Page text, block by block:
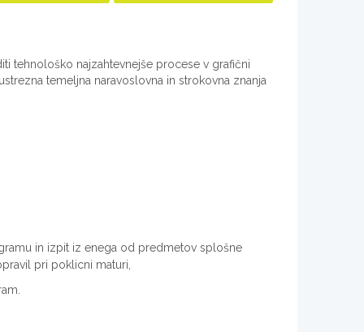
tehnološko najzahtevnejše procese v grafični
temeljna naravoslovna in strokovna znanja
in izpit iz enega od predmetov splošne
pri poklicni maturi,